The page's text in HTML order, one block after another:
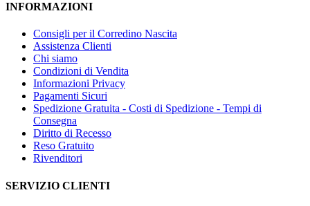
INFORMAZIONI
Consigli per il Corredino Nascita
Assistenza Clienti
Chi siamo
Condizioni di Vendita
Informazioni Privacy
Pagamenti Sicuri
Spedizione Gratuita - Costi di Spedizione - Tempi di
Consegna
Diritto di Recesso
Reso Gratuito
Rivenditori
SERVIZIO CLIENTI